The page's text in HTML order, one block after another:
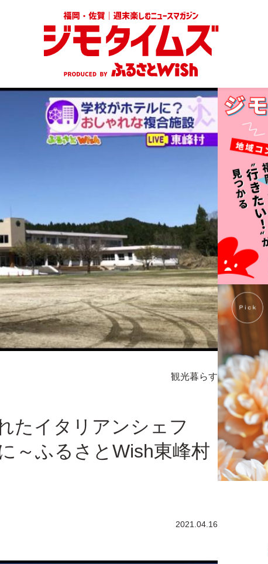
観光暮らす
たイタリアンシェフ
～ふるさとWish東峰村
2021.04.16